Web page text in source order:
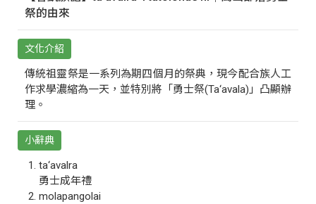
祭的由來
文化介紹
傳統祖靈祭是一系列為期四個月的祭典，現今配合族人工
作求學濃縮為一天，並特別將「勇士祭(Ta‘avala)」凸顯辦
理。
小辭典
ta‘avalra
勇士成年禮
molapangolai